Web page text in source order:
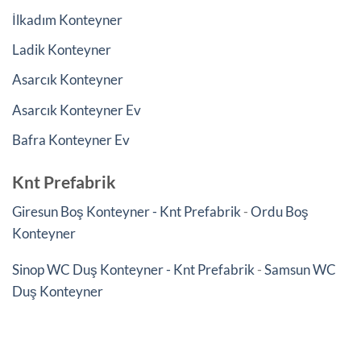
İlkadım Konteyner
Ladik Konteyner
Asarcık Konteyner
Asarcık Konteyner Ev
Bafra Konteyner Ev
Knt Prefabrik
Giresun Boş Konteyner - Knt Prefabrik-Ordu Boş
Konteyner
Sinop WC Duş Konteyner - Knt Prefabrik -Samsun WC
Duş Konteyner